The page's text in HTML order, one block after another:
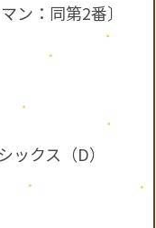
ン：同第2番〕
ックス（D）